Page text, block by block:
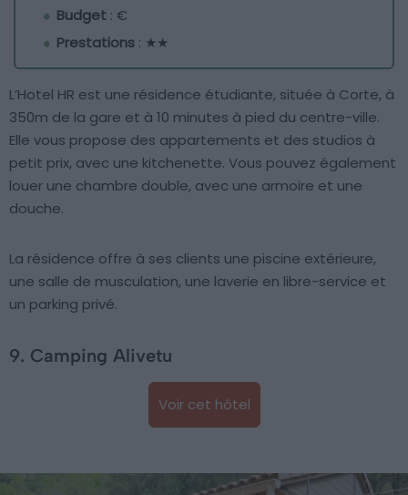
Budget : €
Prestations : ★★
L’Hotel HR est une résidence étudiante, située à Corte, à
350m de la gare et à 10 minutes à pied du centre-ville.
Elle vous propose des appartements et des studios à
petit prix, avec une kitchenette. Vous pouvez également
louer une chambre double, avec une armoire et une
douche.
La résidence offre à ses clients une piscine extérieure,
une salle de musculation, une laverie en libre-service et
un parking privé.
9. Camping Alivetu
Voir cet hôtel